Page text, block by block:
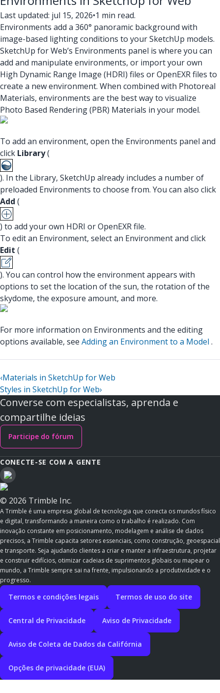
Last updated: jul 15, 2026•1 min read.
Environments add a 360° panoramic background with
image-based lighting conditions to your SketchUp models.
SketchUp for Web’s Environments panel is where you can
add and manipulate environments, or import your own
High Dynamic Range Image (HDRI) files or OpenEXR files to
create a new environment. When combined with Photoreal
Materials, environments are the best way to visualize
Photo Based Rendering (PBR) Materials in your model.
To add an environment, open the Environments panel and
click Library(
). In the Library, SketchUp already includes a number of
preloaded Environments to choose from. You can also click
Add (
) to add your own HDRI or OpenEXR file.
To edit an Environment, select an Environment and click
Edit (
). You can control how the environment appears with
options to set the location of the sun, the rotation of the
skydome, the exposure amount, and more.
For more information on Environments and the editing
options available, see Adding an Environment to a Model .
‹Materials in SketchUp for Web
Styles in SketchUp for Web›
Converse com especialistas, aprenda e
compartilhe ideias
Participe do fórum
CONECTE-SE COM A GENTE
© 2026 Trimble Inc.
A Trimble é uma empresa global de tecnologia que conecta os mundos físico
e digital, transformando a maneira como o trabalho é realizado. Com
inovação constante em posicionamento, modelagem e análise de dados
precisos, a Trimble capacita setores essenciais, como construção, geoespacial
e transporte. Seja ajudando clientes a criar e manter a infraestrutura, projetar
e construir edifícios, otimizar cadeias de suprimentos globais ou mapear o
mundo, a Trimble sempre sai na frente, impulsionando a produtividade e o
progresso.
Termos e condições legais Termos de uso do site
Central de Privacidade Aviso de Privacidade
Aviso de Coleta de Dados da Califórnia
Opções de privacidade (EUA)